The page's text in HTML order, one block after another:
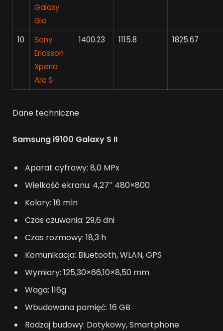
Galaxy
Gio
10
Sony
Ericsson
Xperia
Arc S
1400.23 1115.8 1825.67
Dane techniczne
Samsung i9100 Galaxy S II
Aparat cyfrowy: 8,0 MPx
Wielkość ekranu: 4,27″ 480×800
Kolory: 16 mln
Czas czuwania: 29,6 dni
Czas rozmowy: 18,3 h
Komunikacja: Bluetooth, WLAN, GPS
Wymiary: 125,30×66,10×8,50 mm
Waga: 116g
Wbudowana pamięć: 16 GB
Rodzaj budowy: Dotykowy, Smartphone